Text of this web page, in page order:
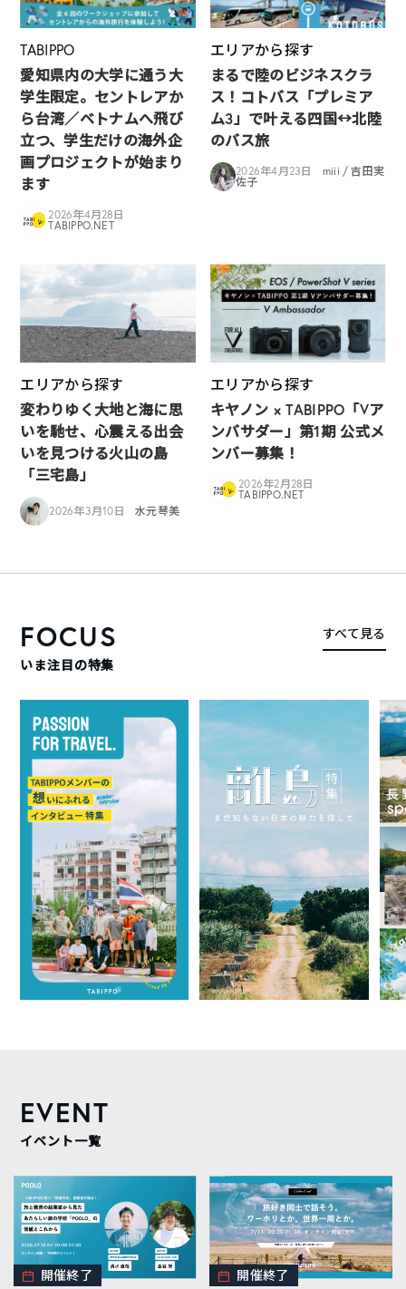
TABIPPO
愛知県内の大学に通う大
学生限定。セントレアか
ら台湾／ベトナムへ飛び
立つ、学生だけの海外企
画プロジェクトが始まり
ます
2026年4月28日
TABIPPO.NET
エリアから探す
まるで陸のビジネスクラ
ス！コトバス「プレミア
ム3」で叶える四国↔︎北陸
のバス旅
2026年4月23日
miii / 吉田実
佐子
エリアから探す
変わりゆく大地と海に思
いを馳せ、心震える出会
いを見つける火山の島
「三宅島」
2026年3月10日 水元琴美
エリアから探す
キヤノン × TABIPPO「Vア
ンバサダー」第1期 公式メ
ンバー募集！
2026年2月28日
TABIPPO.NET
FOCUS
いま注目の特集
すべて見る
EVENT
イベント一覧
開催終了 開催終了